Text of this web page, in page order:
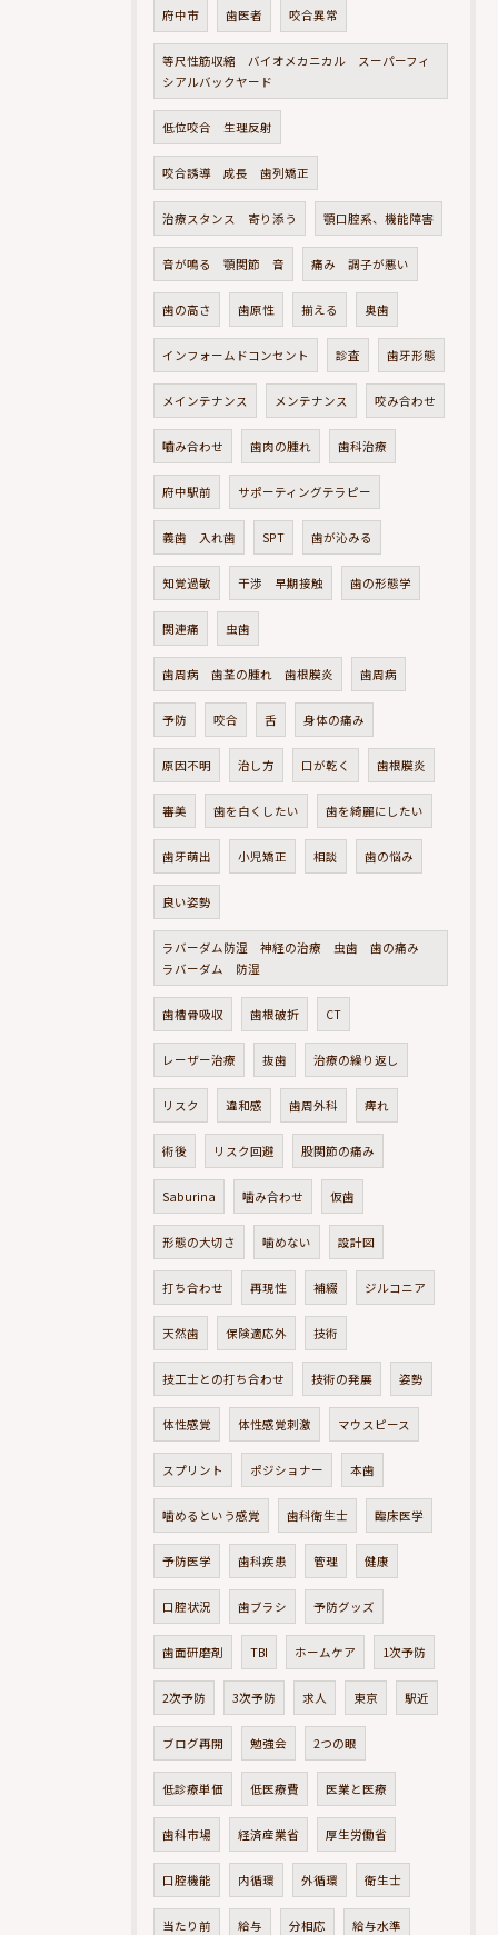
府中市 歯医者 咬合異常
等尺性筋収縮 バイオメカニカル スーパーフィ
シアルバックヤード
低位咬合 生理反射
咬合誘導 成長 歯列矯正
治療スタンス 寄り添う 顎口腔系、機能障害
音が鳴る 顎関節 音 痛み 調子が悪い
歯の高さ 歯原性 揃える 奥歯
インフォームドコンセント 診査 歯牙形態
メインテナンス メンテナンス 咬み合わせ
嚙み合わせ 歯肉の腫れ 歯科治療
府中駅前 サポーティングテラピー
義歯 入れ歯 SPT 歯が沁みる
知覚過敏 干渉 早期接触 歯の形態学
関連痛 虫歯
歯周病 歯茎の腫れ 歯根膜炎 歯周病
予防 咬合 舌 身体の痛み
原因不明 治し方 口が乾く 歯根膜炎
審美 歯を白くしたい 歯を綺麗にしたい
歯牙萌出 小児矯正 相談 歯の悩み
良い姿勢
ラバーダム防湿 神経の治療 虫歯 歯の痛み
ラバーダム 防湿
歯槽骨吸収 歯根破折 CT
レーザー治療 抜歯 治療の繰り返し
リスク 違和感 歯周外科 痺れ
術後 リスク回避 股関節の痛み
Saburina 噛み合わせ 仮歯
形態の大切さ 噛めない 設計図
打ち合わせ 再現性 補綴 ジルコニア
天然歯 保険適応外 技術
技工士との打ち合わせ 技術の発展 姿勢
体性感覚 体性感覚刺激 マウスピース
スプリント ポジショナー 本歯
噛めるという感覚 歯科衛生士 臨床医学
予防医学 歯科疾患 管理 健康
口腔状況 歯ブラシ 予防グッズ
歯面研磨剤 TBI ホームケア 1次予防
2次予防 3次予防 求人 東京 駅近
ブログ再開 勉強会 2つの眼
低診療単価 低医療費 医業と医療
歯科市場 経済産業省 厚生労働省
口腔機能 内循環 外循環 衛生士
当たり前 給与 分相応 給与水準